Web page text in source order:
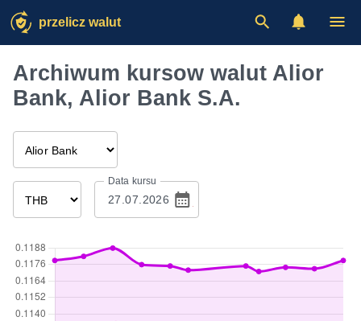
przelicz walut
Archiwum kursow walut Alior
Bank, Alior Bank S.A.
Data kursu